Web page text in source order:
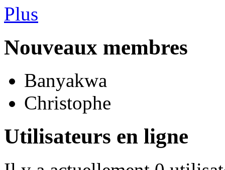
Plus
Nouveaux membres
Banyakwa
Christophe
Utilisateurs en ligne